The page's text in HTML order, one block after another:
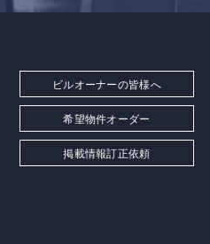
ビルオーナーの皆様へ
希望物件オーダー
掲載情報訂正依頼